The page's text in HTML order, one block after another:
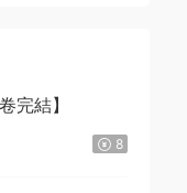
完結】
8